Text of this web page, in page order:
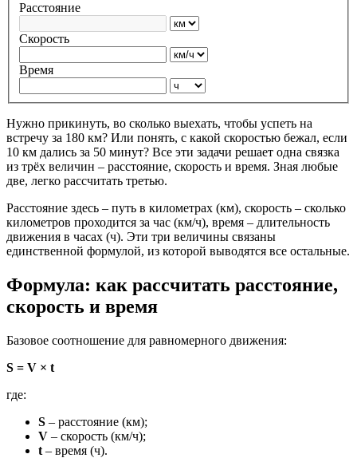
Расстояние
Скорость
Время
Нужно прикинуть, во сколько выехать, чтобы успеть на
встречу за 180 км? Или понять, с какой скоростью бежал, если
10 км дались за 50 минут? Все эти задачи решает одна связка
из трёх величин – расстояние, скорость и время. Зная любые
две, легко рассчитать третью.
Расстояние здесь – путь в километрах (км), скорость – сколько
километров проходится за час (км/ч), время – длительность
движения в часах (ч). Эти три величины связаны
единственной формулой, из которой выводятся все остальные.
Формула: как рассчитать расстояние,
скорость и время
Базовое соотношение для равномерного движения:
S = V × t
где:
S – расстояние (км);
V – скорость (км/ч);
t – время (ч).